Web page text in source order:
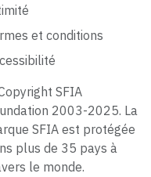
et conditions
SFIA
2003-2025. La
SFIA est protégée
plus de 35 pays à
le monde.